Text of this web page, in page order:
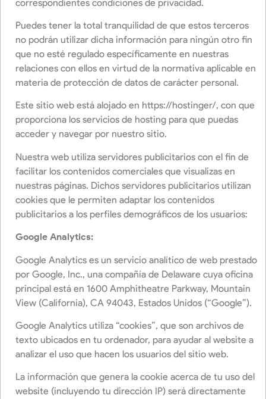
correspondientes condiciones de privacidad.
Puedes tener la total tranquilidad de que estos terceros
no podrán utilizar dicha información para ningún otro fin
que no esté regulado específicamente en nuestras
relaciones con ellos en virtud de la normativa aplicable en
materia de protección de datos de carácter personal.
Este sitio web está alojado en https://hostinger/, con que
proporciona los servicios de hosting para que puedas
acceder y navegar por nuestro sitio.
Nuestra web utiliza servidores publicitarios con el fin de
facilitar los contenidos comerciales que visualizas en
nuestras páginas. Dichos servidores publicitarios utilizan
cookies que le permiten adaptar los contenidos
publicitarios a los perfiles demográficos de los usuarios:
Google Analytics:
Google Analytics es un servicio analítico de web prestado
por Google, Inc., una compañía de Delaware cuya oficina
principal está en 1600 Amphitheatre Parkway, Mountain
View (California), CA 94043, Estados Unidos (“Google”).
Google Analytics utiliza “cookies”, que son archivos de
texto ubicados en tu ordenador, para ayudar al website a
analizar el uso que hacen los usuarios del sitio web.
La información que genera la cookie acerca de tu uso del
website (incluyendo tu dirección IP) será directamente